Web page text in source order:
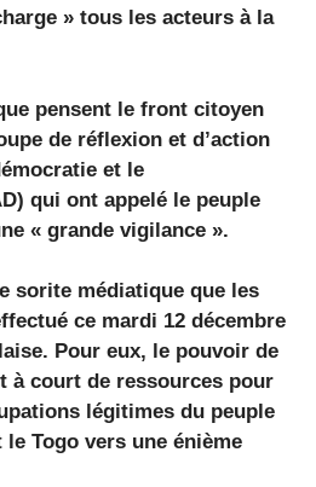
» tous les acteurs à la
pensent le front citoyen
de réflexion et d’action
et le
qui ont appelé le peuple
« grande vigilance ».
sorite médiatique que les
ce mardi 12 décembre
Pour eux, le pouvoir de
à court de ressources pour
légitimes du peuple
Togo vers une énième